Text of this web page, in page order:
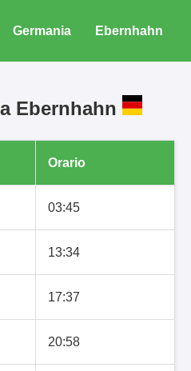
Germania Ebernhahn
Ebernhahn
Orario
03:45
13:34
17:37
20:58